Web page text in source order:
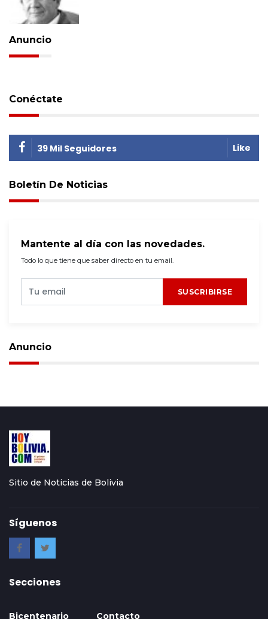
Anuncio
Conéctate
39 Mil Seguidores Like
Boletín De Noticias
Mantente al día con las novedades.
Todo lo que tiene que saber directo en tu email.
SUSCRIBIRSE
Anuncio
Sitio de Noticias de Bolivia
Síguenos
Secciones
Bicentenario Contacto